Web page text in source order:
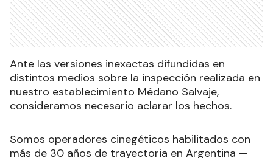
Ante las versiones inexactas difundidas en
distintos medios sobre la inspección realizada en
nuestro establecimiento Médano Salvaje,
consideramos necesario aclarar los hechos.
Somos operadores cinegéticos habilitados con
más de 30 años de trayectoria en Argentina —